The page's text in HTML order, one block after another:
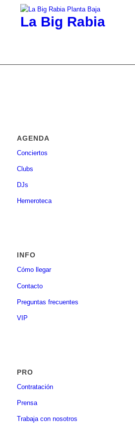
La Big Rabia
AGENDA
Conciertos
Clubs
DJs
Hemeroteca
INFO
Cómo llegar
Contacto
Preguntas frecuentes
VIP
PRO
Contratación
Prensa
Trabaja con nosotros